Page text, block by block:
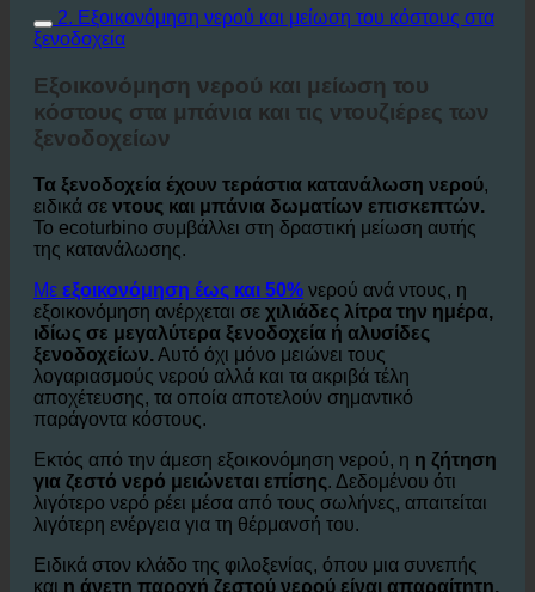
ξενοδοχεία
Εξοικονόμηση νερού και μείωση του
κόστους στα μπάνια και τις ντουζιέρες των
ξενοδοχείων
Τα ξενοδοχεία έχουν τεράστια κατανάλωση νερού
ειδικά σεντους και μπάνια δωματίων επισκεπτών.
της κατανάλωσης.
Μεεξοικονόμηση έως και 50%νερού ανά ντους, η
εξοικονόμηση ανέρχεται σεχιλιάδες λίτρα την ημέρα,
ιδίως σε μεγαλύτερα ξενοδοχεία ή αλυσίδες
ξενοδοχείων. Αυτό όχι μόνο μειώνει τους
λογαριασμούς νερού αλλά και τα ακριβά τέλη
παράγοντα κόστους.
Εκτός από την άμεση εξοικονόμηση νερού, ηη ζήτηση
για ζεστό νερό μειώνεται επίσης. Δεδομένου ότι
λιγότερη ενέργεια για τη θέρμανσή του.